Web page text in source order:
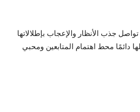
جذب الأنظار والإعجاب بإطلالاتها
دائمًا محط اهتمام المتابعين ومحبي